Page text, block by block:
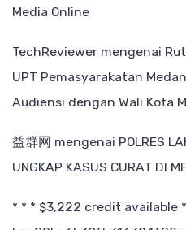
Media Online
TechReviewer mengenai
UPT Pemasyarakatan
Audiensi dengan Wali Kota
益群网 mengenai POLRES
UNGKAP KASUS CURAT DI
* * * $3,222 credit available